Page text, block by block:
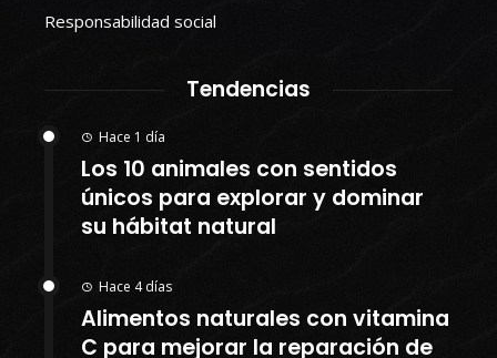
Responsabilidad social
Tendencias
Hace 1 día
Los 10 animales con sentidos
únicos para explorar y dominar
su hábitat natural
Hace 4 días
Alimentos naturales con vitamina
C para mejorar la reparación de